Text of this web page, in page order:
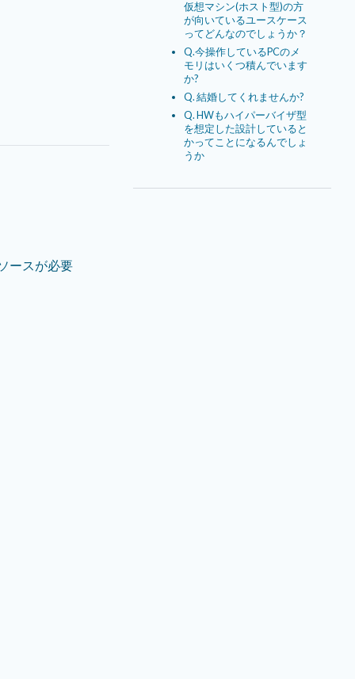
ースが必要
仮想マシン(ホスト型)の方
が向いているユースケース
ってどんなのでしょうか？
Q.今操作しているPCのメ
モリはいくつ積んでいます
か?
Q. 結婚してくれませんか?
Q. HWもハイパーバイザ型
を想定した設計していると
かってことになるんでしょ
うか